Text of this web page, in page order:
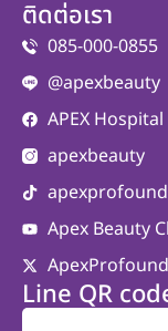
ติดต่อเรา
085-000-0855
@apexbeauty
APEX
apexbeauty
Apex Beauty
ApexProfound
Line QR